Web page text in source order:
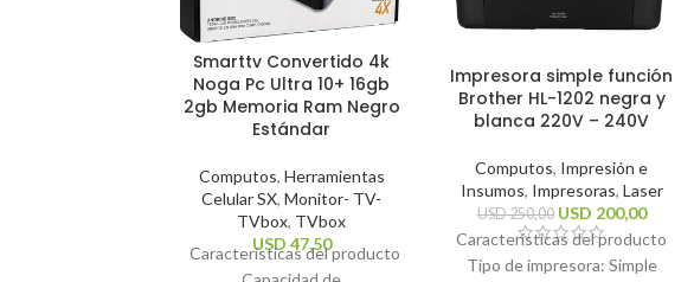
Smarttv Convertido 4k
Noga Pc Ultra 10+ 16gb
2gb Memoria Ram Negro
Estándar
Computos, Herramientas
Celular SX, Monitor- TV-
TVbox, TVbox
USD 47,50
Características del producto
Impresora simple función
Brother HL-1202 negra y
blanca 220V – 240V
Computos, Impresión e
Insumos, Impresoras, Laser
USD250,00 USD 200,00
Características del producto
Tipo de impresora: Simple